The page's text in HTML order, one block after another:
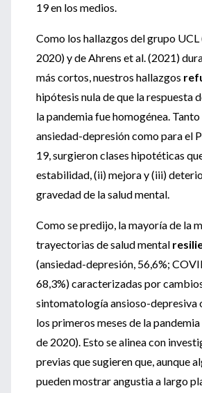
19 en los medios.
Como los hallazgos del grupo UCL
2020) y de Ahrens et al. (2021)
más cortos, nuestros hallazgos
hipótesis nula de que la respuesta
la pandemia fue homogénea.
ansiedad-depresión como para el
19, surgieron clases hipotéticas
estabilidad, (ii) mejora y (iii)
gravedad de la salud mental.
Como se predijo, la mayoría de la
trayectorias de salud mental
(ansiedad-depresión, 56,6%;
68,3%) caracterizadas por
sintomatología ansioso-depresiva
los primeros meses de la
de 2020). Esto se alinea con
previas que sugieren que, aunque
pueden mostrar angustia a largo